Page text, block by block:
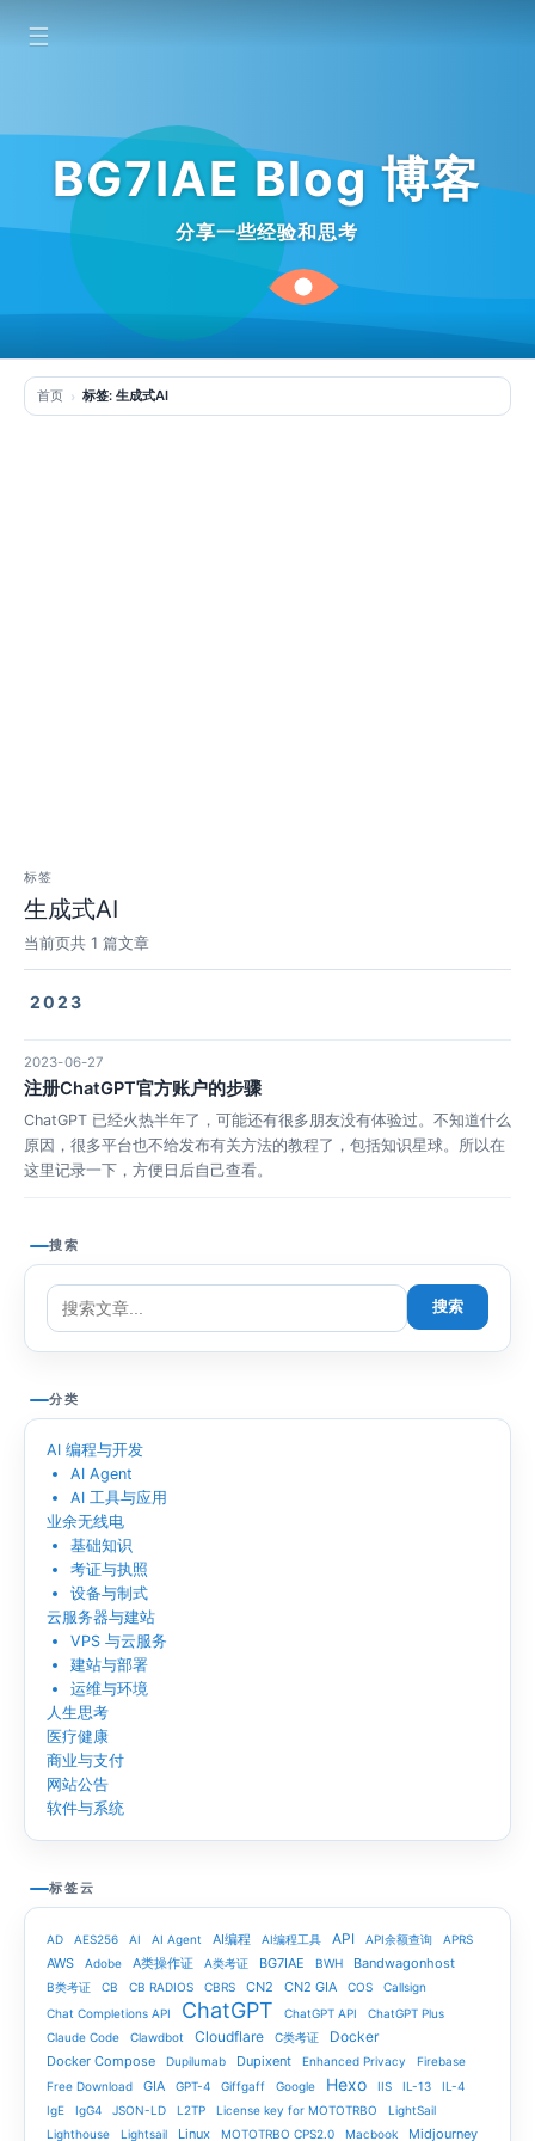
BG7IAE Blog 博客
分享一些经验和思考
☰
首页 标签: 生成式AI
标签
生成式AI
当前页共 1 篇文章
2023
2023-06-27
注册ChatGPT官方账户的步骤
ChatGPT 已经火热半年了，可能还有很多朋友没有体验过。不知道什么
原因，很多平台也不给发布有关方法的教程了，包括知识星球。所以在
这里记录一下，方便日后自己查看。
搜索
搜索
分类
AI 编程与开发
AI Agent
AI 工具与应用
业余无线电
基础知识
考证与执照
设备与制式
云服务器与建站
VPS 与云服务
建站与部署
运维与环境
人生思考
医疗健康
商业与支付
网站公告
软件与系统
标签云
AD AES256 AI AI Agent AI编程 AI编程工具 API API余额查询 APRS
AWS Adobe A类操作证 A类考证 BG7IAE BWH Bandwagonhost
B类考证 CB CB RADIOS CBRS CN2 CN2 GIA COS
Callsign
Chat Completions API
ChatGPT ChatGPT API
ChatGPT Plus
Claude Code
Clawdbot Cloudflare C类考证 Docker
Docker Compose Dupilumab Dupixent Enhanced Privacy
Firebase
Free Download
GIA GPT-4 Giffgaff Google Hexo IIS IL-13
IL-4
IgE
IgG4 JSON-LD L2TP License key for MOTOTRBO
LightSail
Lighthouse
Lightsail Linux MOTOTRBO CPS2.0 Macbook Midjourney